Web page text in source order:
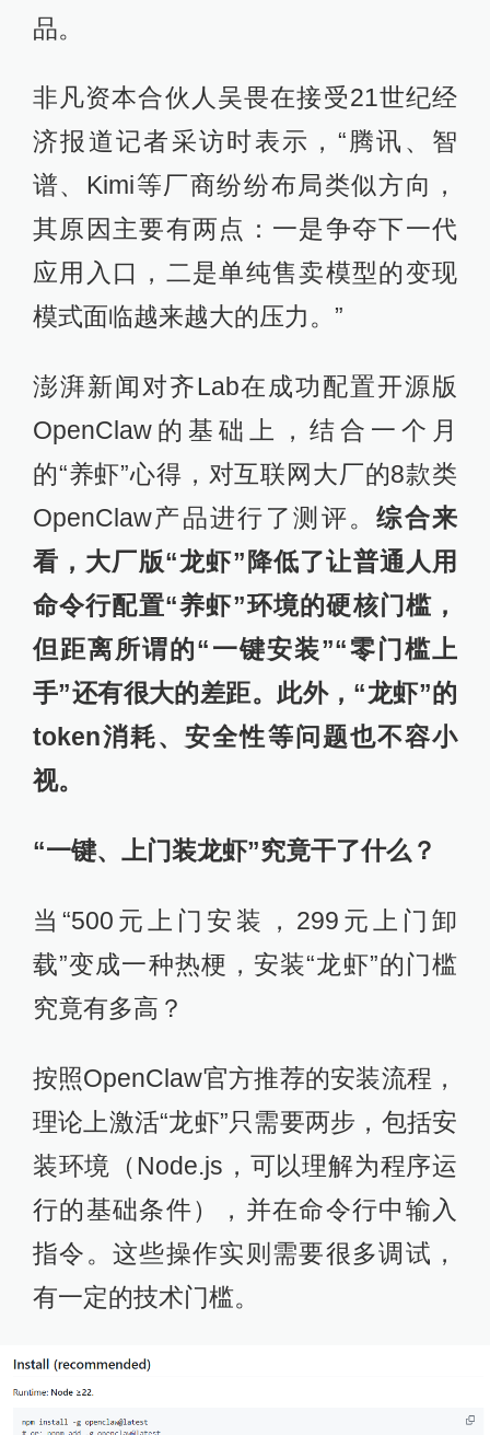
品。
非凡资本合伙人吴畏在接受21世纪经
济报道记者采访时表示，“腾讯、智
谱、Kimi等厂商纷纷布局类似方向，
其原因主要有两点：一是争夺下一代
应用入口，二是单纯售卖模型的变现
模式面临越来越大的压力。”
澎湃新闻对齐Lab在成功配置开源版
OpenClaw的基础上，结合一个月
的“养虾”心得，对互联网大厂的8款类
OpenClaw产品进行了测评。综合来
看，大厂版“龙虾”降低了让普通人用
命令行配置“养虾”环境的硬核门槛，
但距离所谓的“一键安装”“零门槛上
手”还有很大的差距。此外，“龙虾”的
token消耗、安全性等问题也不容小
视。
“一键、上门装龙虾”究竟干了什么？
当“500元上门安装，299元上门卸
载”变成一种热梗，安装“龙虾”的门槛
究竟有多高？
按照OpenClaw官方推荐的安装流程，
理论上激活“龙虾”只需要两步，包括安
装环境（Node.js，可以理解为程序运
行的基础条件），并在命令行中输入
指令。这些操作实则需要很多调试，
有一定的技术门槛。